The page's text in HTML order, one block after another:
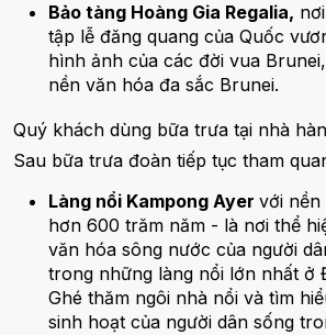
Bảo tàng Hoàng Gia Regalia,
tập lễ đăng quang của Quốc
hình ảnh của các đời vua
nền văn hóa đa sắc Brunei.
Quý khách dùng bữa trưa tại nhà
Sau bữa trưa đoàn tiếp tục tham
Làng nổi Kampong Ayer với nền
hơn 600 trăm năm - là nơi thể
văn hóa sông nước của người
trong những làng nổi lớn nhất ở
Ghé thăm ngôi nhà nổi và tìm
sinh hoạt của người dân sống